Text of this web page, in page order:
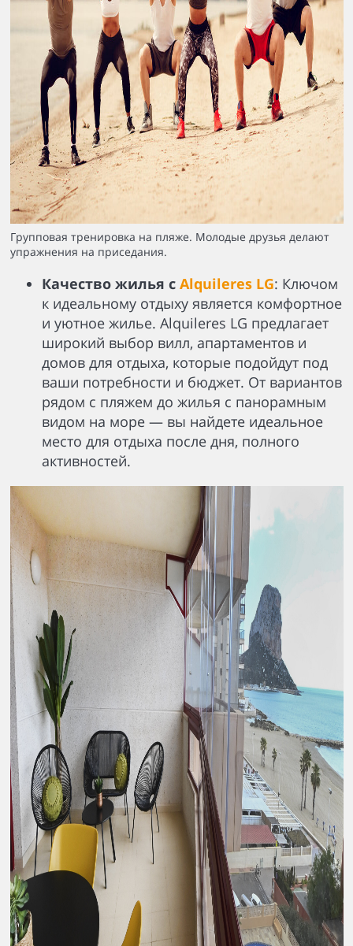
Групповая тренировка на пляже. Молодые друзья делают
упражнения на приседания.
Качество жилья с Alquileres LG: Ключом
к идеальному отдыху является комфортное
и уютное жилье. Alquileres LG предлагает
широкий выбор вилл, апартаментов и
домов для отдыха, которые подойдут под
ваши потребности и бюджет. От вариантов
рядом с пляжем до жилья с панорамным
видом на море — вы найдете идеальное
место для отдыха после дня, полного
активностей.